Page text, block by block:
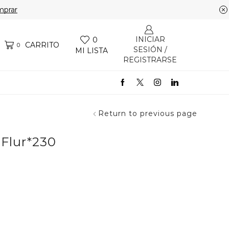
0 CARRITO
0
MI LISTA
INICIAR
SESIÓN /
REGISTRARSE
Return to previous page